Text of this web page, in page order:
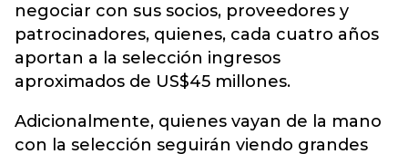
negociar con sus socios, proveedores y
patrocinadores, quienes, cada cuatro años
aportan a la selección ingresos
aproximados de US$45 millones.
Adicionalmente, quienes vayan de la mano
con la selección seguirán viendo grandes